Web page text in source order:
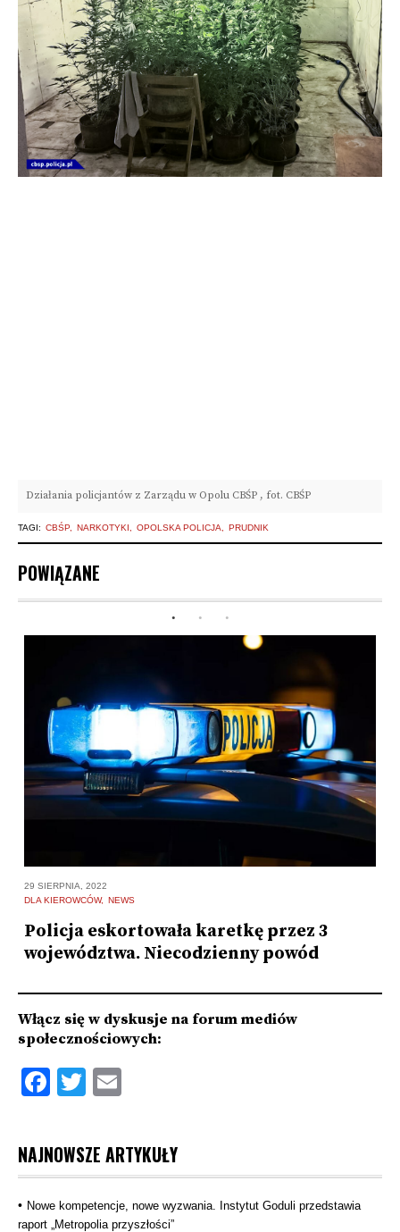
Działania policjantów z Zarządu w Opolu CBŚP , fot. CBŚP
TAGI: CBŚP NARKOTYKI OPOLSKA POLICJA PRUDNIK
POWIĄZANE
29 SIERPNIA, 2022
DLA KIEROWCÓW
NEWS
Policja eskortowała karetkę przez 3
województwa. Niecodzienny powód
Włącz się w dyskusje na forum mediów
społecznościowych:
Facebook
Twitter
NAJNOWSZE ARTYKUŁY
Nowe kompetencje, nowe wyzwania. Instytut Goduli przedstawia
raport „Metropolia przyszłości”